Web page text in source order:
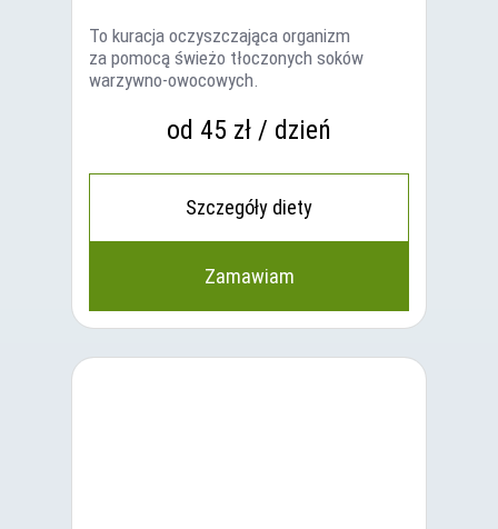
To kuracja oczyszczająca organizm
za pomocą świeżo tłoczonych soków
warzywno-owocowych.
od 45 zł / dzień
Szczegóły diety
Zamawiam